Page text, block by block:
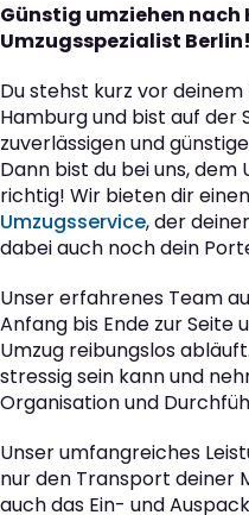
Günstig umziehen
Umzugsspezialist Berlin!
Du stehst kurz vor
Hamburg und bist auf der
zuverlässigen und
Dann bist du bei uns, dem
richtig! Wir bieten dir
Umzugsservice, der
dabei auch noch dein
Unser erfahrenes Team
Anfang bis Ende zur Seite
Umzug reibungslos
stressig sein kann und
Organisation und
Unser umfangreiches
nur den Transport deiner
auch das Ein- und